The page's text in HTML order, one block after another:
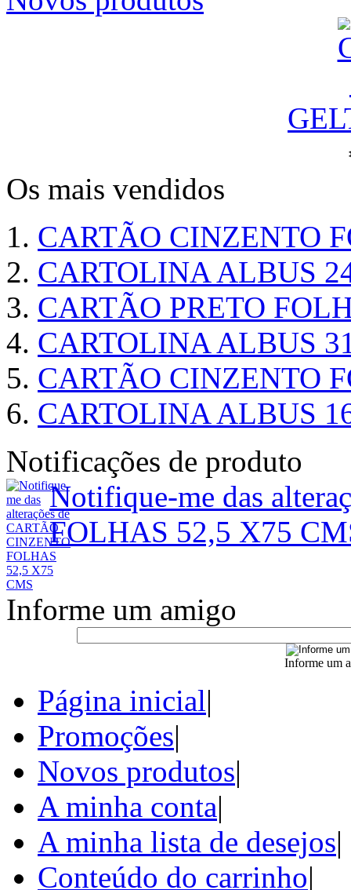
Os mais vendidos
CARTÃO CINZENTO
CARTOLINA ALBUS
CARTÃO PRETO
CARTOLINA ALBUS
CARTÃO CINZENTO
CARTOLINA ALBUS
Notificações de produto
Notifique-me das
FOLHAS 52,5 X75
Informe um amigo
Informe um
Página inicial|
Promoções|
Novos produtos|
A minha conta|
A minha lista de desejos|
Conteúdo do carrinho|